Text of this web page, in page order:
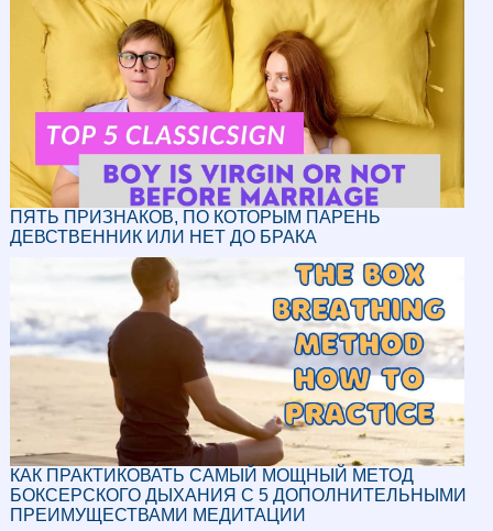
ПЯТЬ ПРИЗНАКОВ, ПО КОТОРЫМ ПАРЕНЬ
ДЕВСТВЕННИК ИЛИ НЕТ ДО БРАКА
КАК ПРАКТИКОВАТЬ САМЫЙ МОЩНЫЙ МЕТОД
БОКСЕРСКОГО ДЫХАНИЯ С 5 ДОПОЛНИТЕЛЬНЫМИ
ПРЕИМУЩЕСТВАМИ МЕДИТАЦИИ